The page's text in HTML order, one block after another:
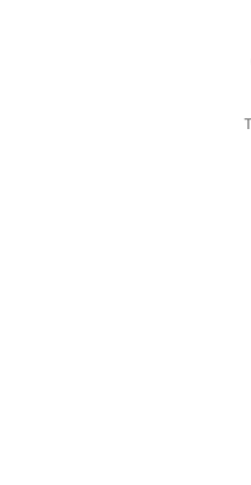
GO/
まだご登録
店長ジャック厳選
編集部セレクトの
カートに残ってい